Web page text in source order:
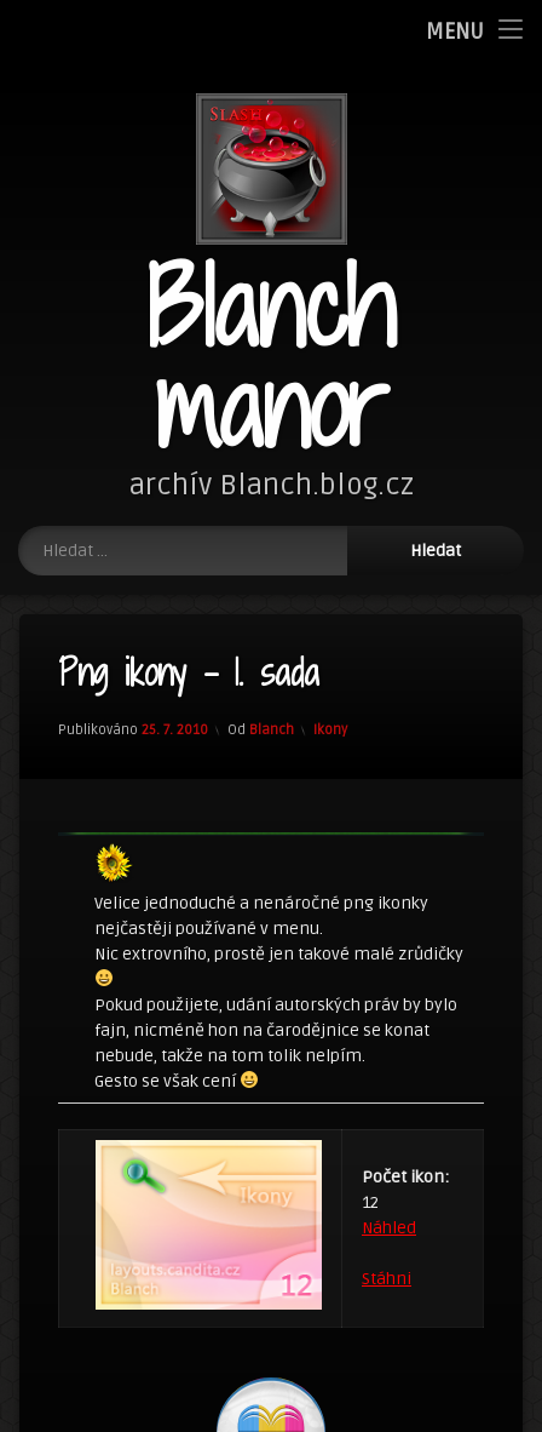
MENU
Návštěvní kniha
Blanch
manor
archív Blanch.blog.cz
Png ikony – 1. sada
Publikováno 25. 7. 2010 Od Blanch Kategorie:
Ikony
Velice jednoduché a nenáročné png ikonky
nejčastěji používané v menu.
Nic extrovního, prostě jen takové malé zrůdičky
Pokud použijete, udání autorských práv by bylo
fajn, nicméně hon na čarodějnice se konat
nebude, takže na tom tolik nelpím.
Gesto se však cení
Počet ikon:
12
Náhled
Stáhni